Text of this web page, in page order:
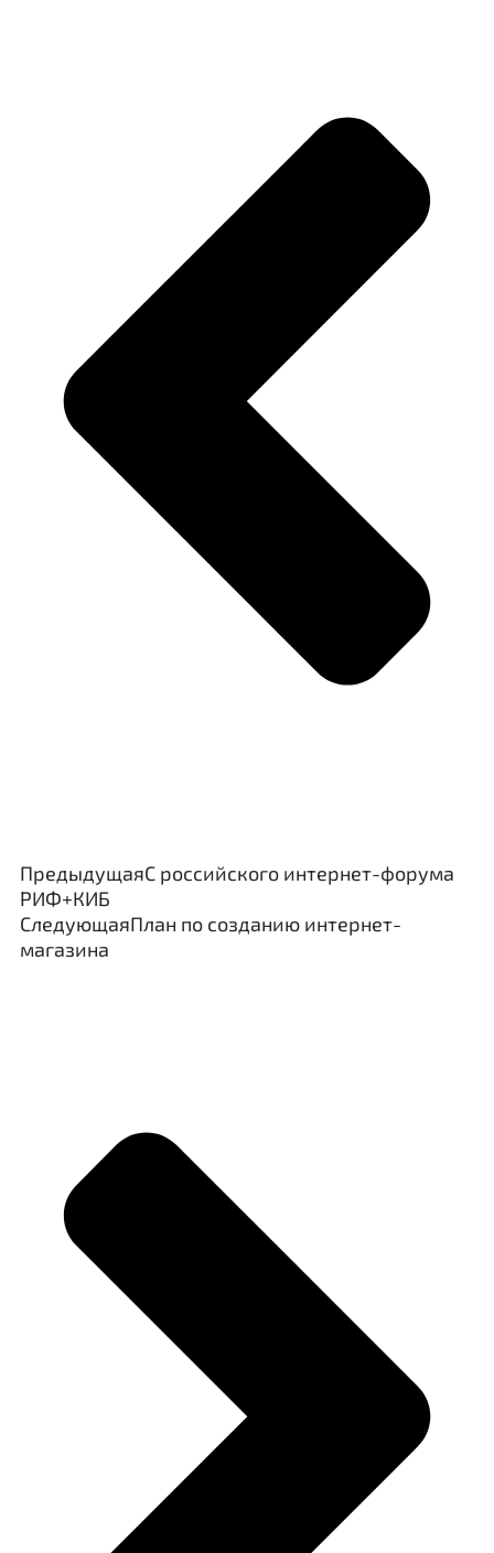
ПредыдущаяС российского интернет-форума
РИФ+КИБ
СледующаяПлан по созданию интернет-
магазина